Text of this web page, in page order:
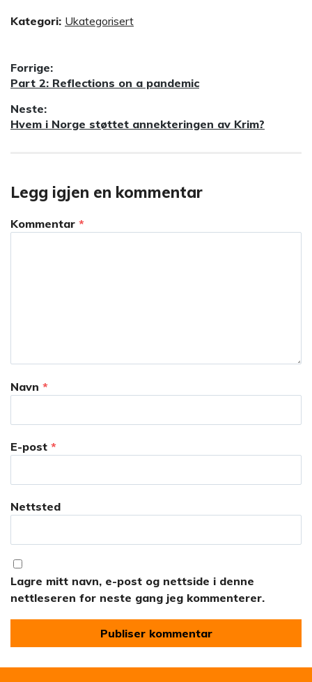
Kategori: Ukategorisert
Innleggsnavigasjon
Forrige:
Forrige
Part 2: Reflections on a pandemic
Neste:
Neste
Hvem i Norge støttet annekteringen av Krim?
Legg igjen en kommentar
Kommentar *
Navn *
E-post *
Nettsted
Lagre mitt navn, e-post og nettside i denne
nettleseren for neste gang jeg kommenterer.